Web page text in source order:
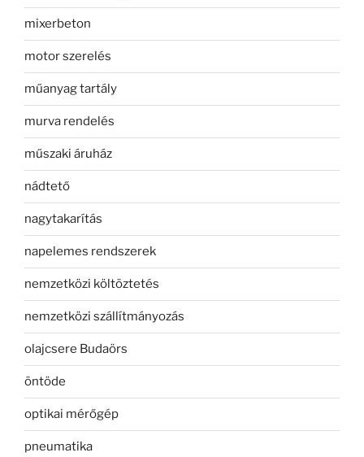
mixerbeton
motor szerelés
műanyag tartály
murva rendelés
műszaki áruház
nádtető
nagytakarítás
napelemes rendszerek
nemzetközi költöztetés
nemzetközi szállítmányozás
olajcsere Budaörs
öntöde
optikai mérőgép
pneumatika